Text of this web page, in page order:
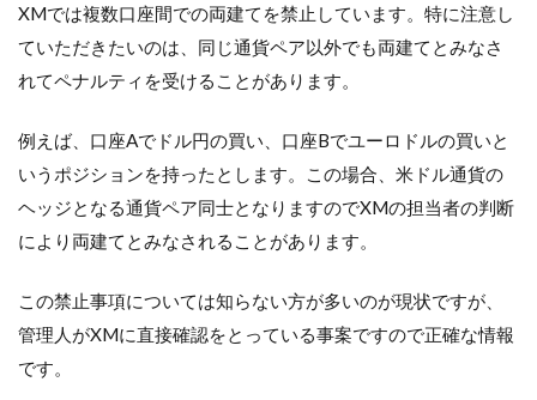
XMでは複数口座間での両建てを禁止しています。特に注意し
ていただきたいのは、同じ通貨ペア以外でも両建てとみなさ
れてペナルティを受けることがあります。
例えば、口座Aでドル円の買い、口座Bでユーロドルの買いと
いうポジションを持ったとします。この場合、米ドル通貨の
ヘッジとなる通貨ペア同士となりますのでXMの担当者の判断
により両建てとみなされることがあります。
この禁止事項については知らない方が多いのが現状ですが、
管理人がXMに直接確認をとっている事案ですので正確な情報
です。